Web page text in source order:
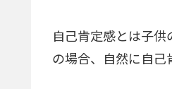
自己肯定感とは子
の場合、自然に自己